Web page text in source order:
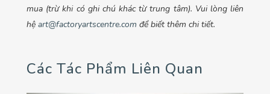
mua (trừ khi có ghi chú khác từ trung tâm). Vui lòng liên
hệ art@factoryartscentre.com để biết thêm chi tiết.
Các Tác Phẩm Liên Quan